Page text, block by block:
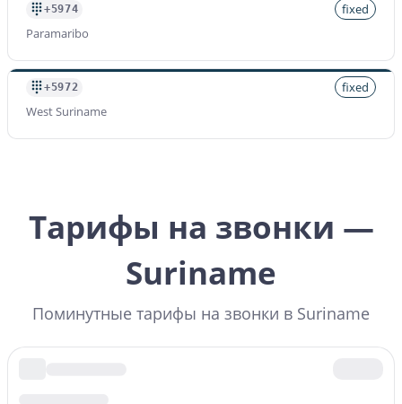
+5974
fixed
Paramaribo
+5972
fixed
West Suriname
Тарифы на звонки —
Suriname
Поминутные тарифы на звонки в Suriname